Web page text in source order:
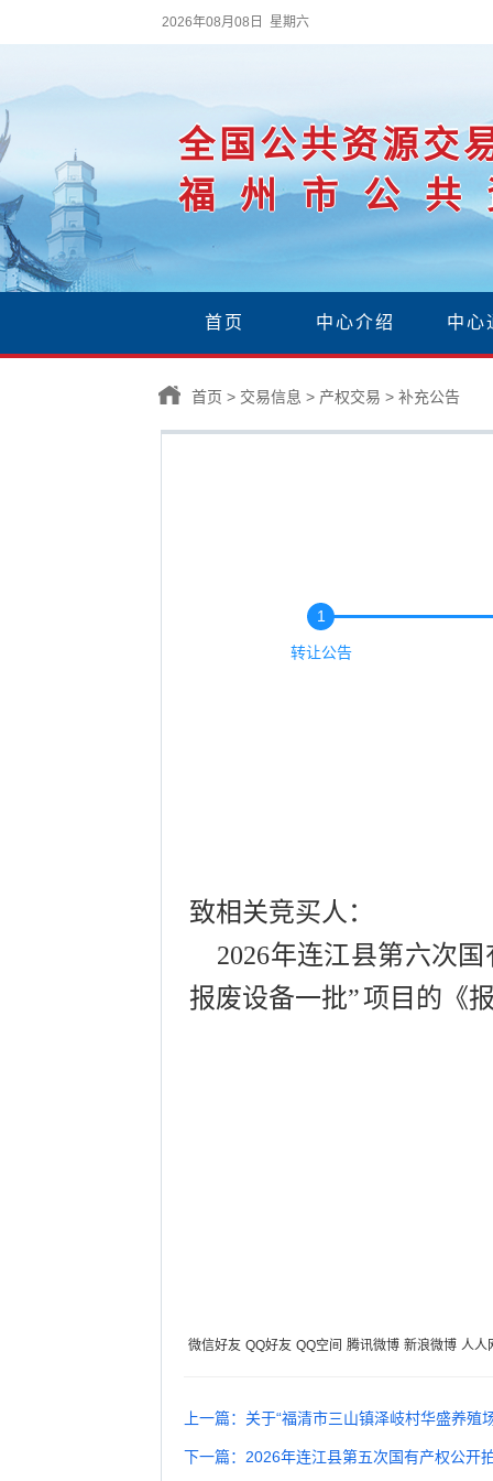
2026年08月08日 星期六
全国公共资源交
福州市公
首页 中心介绍 中心
首页 > 交易信息 > 产权交易 > 补充公告
1
转让公告
致相关竞买人：
2026年连江县第六次国
报废设备一批”项目的《
微信好友 QQ好友 QQ空间 腾讯微博 新浪微博 人人
上一篇：关于“福清市三山镇泽岐村华盛养殖
下一篇：2026年连江县第五次国有产权公开